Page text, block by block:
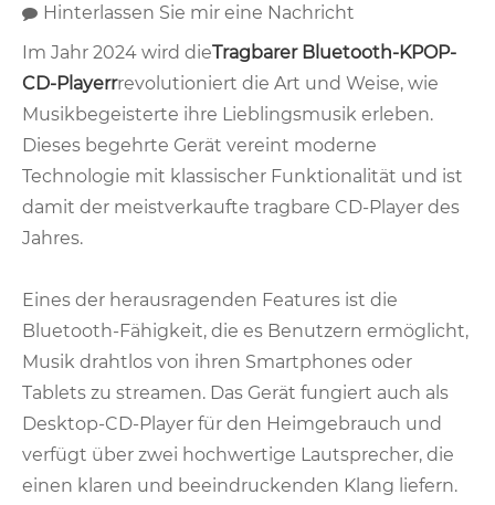
Hinterlassen Sie mir eine Nachricht
Im Jahr 2024 wird dieTragbarer Bluetooth-KPOP-
CD-Playerrrevolutioniert die Art und Weise, wie
Musikbegeisterte ihre Lieblingsmusik erleben.
Dieses begehrte Gerät vereint moderne
Technologie mit klassischer Funktionalität und ist
damit der meistverkaufte tragbare CD-Player des
Jahres.
Eines der herausragenden Features ist die
Bluetooth-Fähigkeit, die es Benutzern ermöglicht,
Musik drahtlos von ihren Smartphones oder
Tablets zu streamen. Das Gerät fungiert auch als
Desktop-CD-Player für den Heimgebrauch und
verfügt über zwei hochwertige Lautsprecher, die
einen klaren und beeindruckenden Klang liefern.